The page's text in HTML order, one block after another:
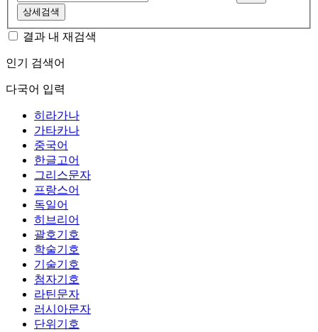
상세검색
결과 내 재검색
인기 검색어
다국어 입력
히라가나
가타카나
중국어
한글고어
그리스문자
프랑스어
독일어
히브리어
괄호기호
학술기호
기술기호
첨자기호
라틴문자
러시아문자
단위기호